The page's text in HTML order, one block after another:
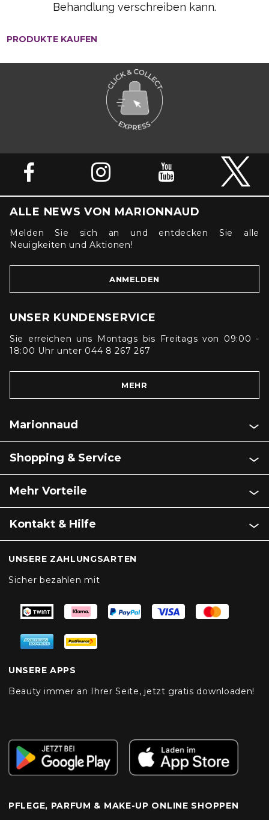
Behandlung verschreiben kann.
PRODUKTE KAUFEN
ALLE NEWS VON MARIONNAUD
Melden Sie sich an und entdecken Sie alle
Neuigkeiten und Aktionen!
ANMELDEN
UNSER KUNDENSERVICE
Sie erreichen uns Montags bis Freitags von 09:00 -
18:00 Uhr unter 044 8 267 267
MEHR
Marionnaud
Shopping & Service
Mehr Vorteile
Kontakt & Hilfe
UNSERE ZAHLUNGSARTEN
Sicher bezahlen mit
UNSERE APPS
Beauty immer an Ihrer Seite, jetzt gratis downloaden!
PFLEGE, PARFUM & MAKE-UP ONLINE SHOPPEN